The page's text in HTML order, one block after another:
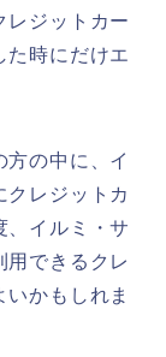
レジットカー
た時にだけエ
の中に、イ
クレジットカ
、イルミ・サ
用できるクレ
かもしれま